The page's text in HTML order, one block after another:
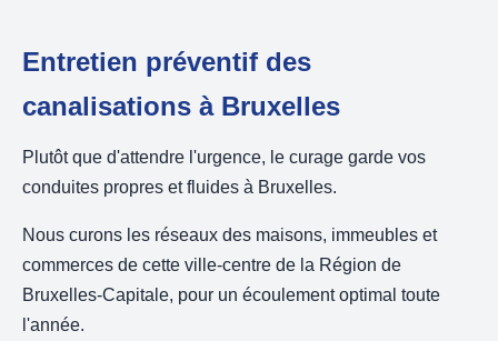
Entretien préventif des
canalisations à Bruxelles
Plutôt que d'attendre l'urgence, le curage garde vos
conduites propres et fluides à Bruxelles.
Nous curons les réseaux des maisons, immeubles et
commerces de cette ville-centre de la Région de
Bruxelles-Capitale, pour un écoulement optimal toute
l'année.